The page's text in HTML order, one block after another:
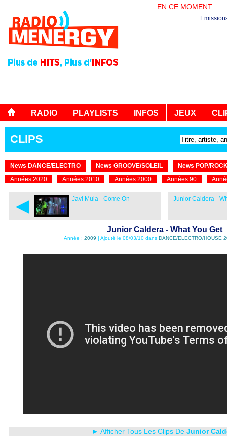
EN CE MOMENT :
RADIO PLAYLISTS INFOS JEUX
CLIPS
News DANCE/ELECTRO News GROOVE/SOLEIL
News POP/
Années 2020
Années 2010 Années 2000 Années 90
◄ Javi Mula - Come On Junior Caldera -
Junior Caldera - What You Get
Année : 2009 | Ajouté le 08/03/10 dans DANCE/ELECTRO/HOUSE
► Afficher Tous Les Clips De Junior